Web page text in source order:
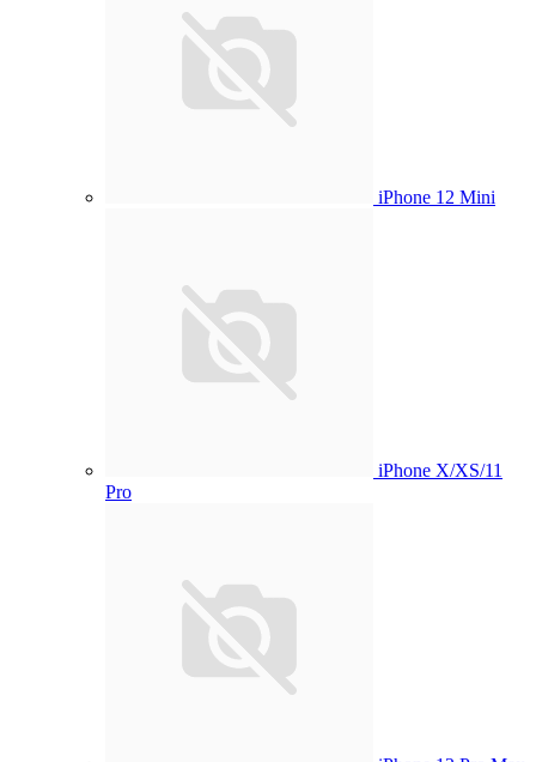
iPhone 12 Mini
iPhone X/XS/11
Pro